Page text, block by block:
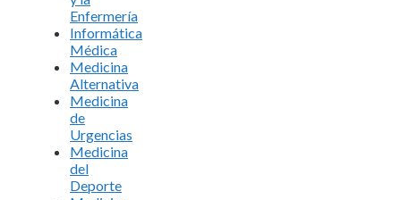
Enfermería
Informática
Médica
Medicina
Alternativa
Medicina
de
Urgencias
Medicina
del
Deporte